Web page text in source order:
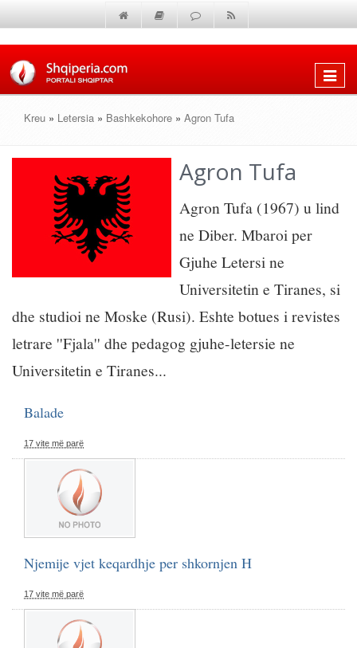
Shfaq
Kreu » Letersia » Bashkekohore » Agron Tufa
Agron Tufa
Agron Tufa (1967) u lind
ne Diber. Mbaroi per
Gjuhe Letersi ne
Universitetin e Tiranes, si
dhe studioi ne Moske (Rusi). Eshte botues i revistes
letrare ''Fjala'' dhe pedagog gjuhe-letersie ne
Universitetin e Tiranes...
Balade
17 vite më parë
Njemije vjet keqardhje per shkornjen H
17 vite më parë